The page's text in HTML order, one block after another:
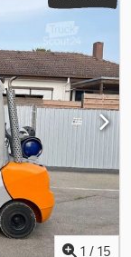
1 / 15